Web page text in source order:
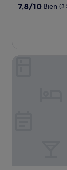
7.8
7,8/10 Bien (3